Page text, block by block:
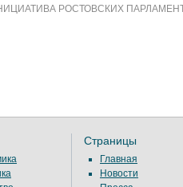
РОСТОВСКИХ
Страницы
Главная
Новости